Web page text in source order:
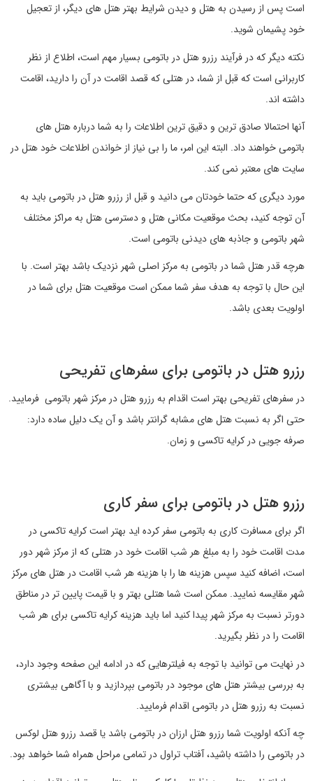
است پس از رسیدن به هتل و دیدن شرایط بهتر هتل های دیگر، از تعجیل
خود پشیمان شوید.
نکته دیگر که در فرآیند رزرو هتل در باتومی بسیار مهم است، اطلاع از نظر
کاربرانی است که قبل از شما، در هتلی که قصد اقامت در آن را دارید، اقامت
داشته اند.
آنها احتمالا صادق ترین و دقیق ترین اطلاعات را به شما درباره هتل های
باتومی خواهند داد. البته این امر، ما را بی نیاز از خواندن اطلاعات خود هتل در
سایت های معتبر نمی کند.
مورد دیگری که حتما خودتان می دانید و قبل از رزرو هتل در باتومی باید به
آن توجه کنید، بحث موقعیت مکانی هتل و دسترسی هتل به مراکز مختلف
شهر باتومی و جاذبه های دیدنی باتومی است.
هرچه قدر هتل شما در باتومی به مرکز اصلی شهر نزدیک باشد بهتر است. با
این حال با توجه به هدف سفر شما ممکن است موقعیت هتل برای شما در
اولویت بعدی باشد.
رزرو هتل در باتومی برای سفرهای تفریحی
در سفرهای تفریحی بهتر است اقدام به رزرو هتل در مرکز شهر باتومی فرمایید.
حتی اگر به نسبت هتل های مشابه گرانتر باشد و آن یک دلیل ساده دارد:
صرفه جویی در کرایه تاکسی و زمان.
رزرو هتل در باتومی برای سفر کاری
اگر برای مسافرت کاری به باتومی سفر کرده اید بهتر است کرایه تاکسی در
مدت اقامت خود را به مبلغ هر شب اقامت خود در هتلی که از مرکز شهر دور
است، اضافه کنید سپس هزینه ها را با هزینه هر شب اقامت در هتل های مرکز
شهر مقایسه نمایید. ممکن است شما هتلی بهتر و با قیمت پایین تر در مناطق
دورتر نسبت به مرکز شهر پیدا کنید اما باید هزینه کرایه تاکسی برای هر شب
اقامت را در نظر بگیرید.
در نهایت می توانید با توجه به فیلترهایی که در ادامه این صفحه وجود دارد،
به بررسی بیشتر هتل های موجود در باتومی بپردازید و با آگاهی بیشتری
نسبت به رزرو هتل در باتومی اقدام فرمایید.
چه آنکه اولویت شما رزرو هتل ارزان در باتومی باشد یا قصد رزرو هتل لوکس
در باتومی را داشته باشید، آفتاب تراول در تمامی مراحل همراه شما خواهد بود.